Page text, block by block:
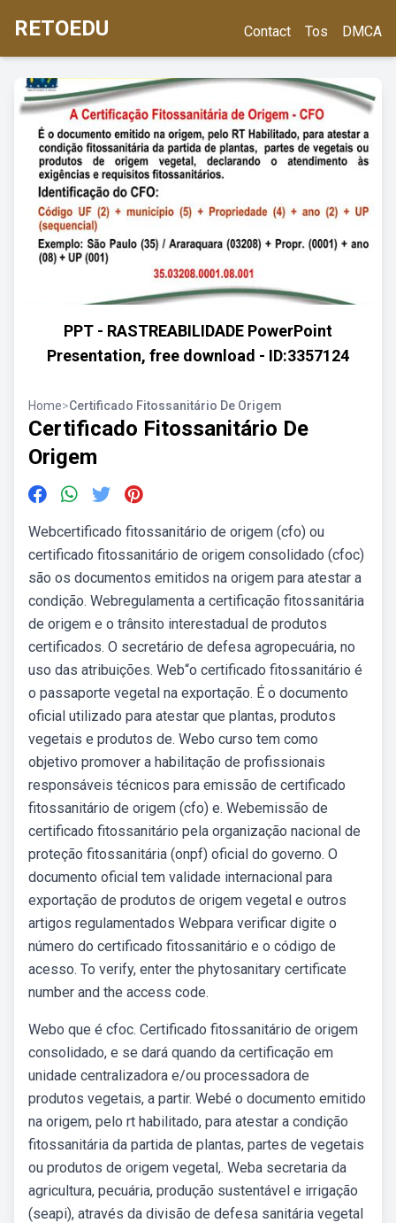
RETOEDU Contact Tos DMCA
PPT - RASTREABILIDADE PowerPoint
Presentation, free download - ID:3357124
Home>Certificado Fitossanitário De Origem
Certificado Fitossanitário De
Origem
Webcertificado fitossanitário de origem (cfo) ou
certificado fitossanitário de origem consolidado (cfoc)
são os documentos emitidos na origem para atestar a
condição. Webregulamenta a certificação fitossanitária
de origem e o trânsito interestadual de produtos
certificados. O secretário de defesa agropecuária, no
uso das atribuições. Web“o certificado fitossanitário é
o passaporte vegetal na exportação. É o documento
oficial utilizado para atestar que plantas, produtos
vegetais e produtos de. Webo curso tem como
objetivo promover a habilitação de profissionais
responsáveis técnicos para emissão de certificado
fitossanitário de origem (cfo) e. Webemissão de
certificado fitossanitário pela organização nacional de
proteção fitossanitária (onpf) oficial do governo. O
documento oficial tem validade internacional para
exportação de produtos de origem vegetal e outros
artigos regulamentados Webpara verificar digite o
número do certificado fitossanitário e o código de
acesso. To verify, enter the phytosanitary certificate
number and the access code.
Webo que é cfoc. Certificado fitossanitário de origem
consolidado, e se dará quando da certificação em
unidade centralizadora e/ou processadora de
produtos vegetais, a partir. Webé o documento emitido
na origem, pelo rt habilitado, para atestar a condição
fitossanitária da partida de plantas, partes de vegetais
ou produtos de origem vegetal,. Weba secretaria da
agricultura, pecuária, produção sustentável e irrigação
(seapi), através da divisão de defesa sanitária vegetal